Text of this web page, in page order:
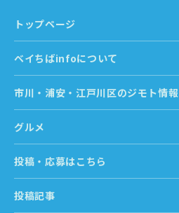
トップページ
ベイちばinfoについて
市川・浦安・江戸川区のジモト情報
グルメ
投稿・応募はこちら
投稿記事